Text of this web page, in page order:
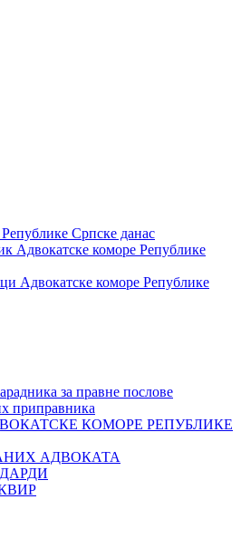
Српске данас
Адвокатске коморе Републике
Адвокатске коморе Републике
за правне послове
приправника
КОМОРЕ РЕПУБЛИКЕ
АДВОКАТА